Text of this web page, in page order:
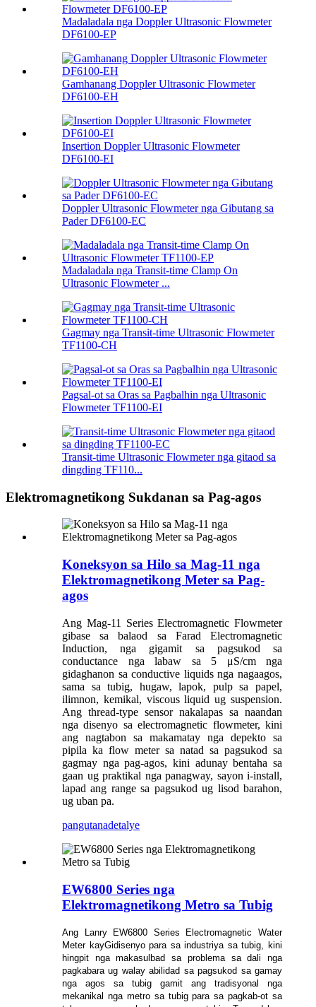
Madaladala nga Doppler Ultrasonic Flowmeter
DF6100-EP
Gamhanang Doppler Ultrasonic Flowmeter
DF6100-EH
Insertion Doppler Ultrasonic Flowmeter
DF6100-EI
Doppler Ultrasonic Flowmeter nga Gibutang sa
Pader DF6100-EC
Madaladala nga Transit-time Clamp On
Ultrasonic Flowmeter ...
Gagmay nga Transit-time Ultrasonic Flowmeter
TF1100-CH
Pagsal-ot sa Oras sa Pagbalhin nga Ultrasonic
Flowmeter TF1100-EI
Transit-time Ultrasonic Flowmeter nga gitaod sa
dingding TF110...
Elektromagnetikong Sukdanan sa Pag-agos
Koneksyon sa Hilo sa Mag-11 nga
Elektromagnetikong Meter sa Pag-
agos
Ang Mag-11 Series Electromagnetic Flowmeter
gibase sa balaod sa Farad Electromagnetic
Induction, nga gigamit sa pagsukod sa
conductance nga labaw sa 5 μS/cm nga
gidaghanon sa conductive liquids nga nagaagos,
sama sa tubig, hugaw, lapok, pulp sa papel,
ilimnon, kemikal, viscous liquid ug suspension.
Ang thread-type sensor nakalapas sa naandan
nga disenyo sa electromagnetic flowmeter, kini
ang nagtabon sa makamatay nga depekto sa
pipila ka flow meter sa natad sa pagsukod sa
gagmay nga pag-agos, kini adunay bentaha sa
gaan ug praktikal nga panagway, sayon ​​i-install,
lapad ang range sa pagsukod ug lisod barahon,
ug uban pa.
pangutanadetalye
EW6800 Series nga
Elektromagnetikong Metro sa Tubig
Ang Lanry EW6800 Series Electromagnetic Water
Meter kayGidisenyo para sa industriya sa tubig, kini
hingpit nga makasulbad sa problema sa dali nga
pagkabara ug walay abilidad sa pagsukod sa gamay
nga agos sa tubig gamit ang tradisyonal nga
mekanikal nga metro sa tubig para sa pagkab-ot sa